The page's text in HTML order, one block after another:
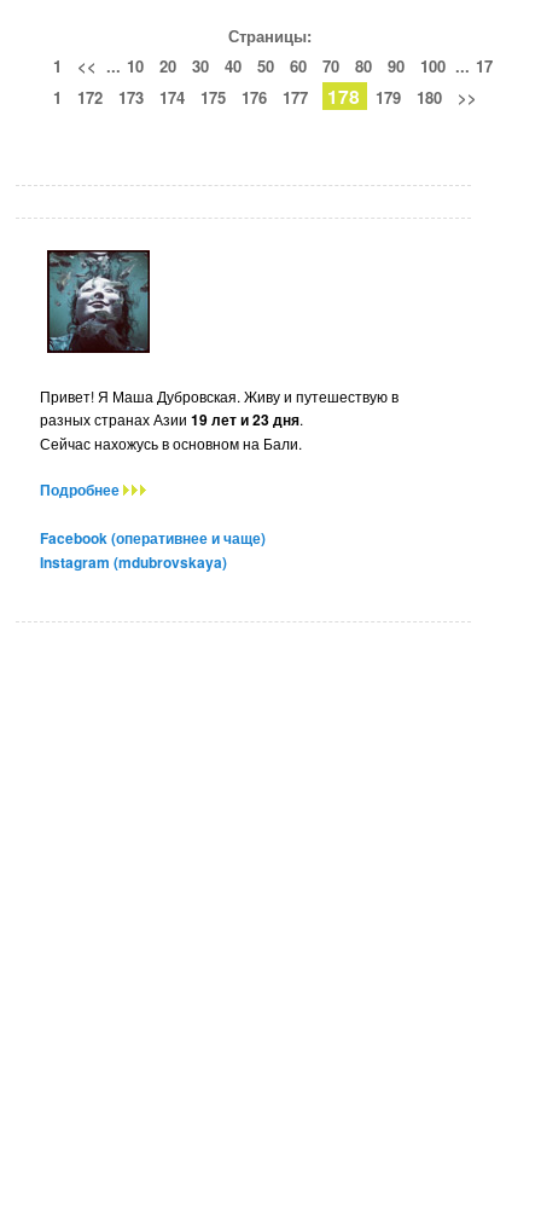
Страницы:
1
<< ... 10 20 30 40 50 60 70 80 90 100 ... 17
1
172 173 174 175 176 177 178 179 180 >>
Привет! Я Маша Дубровская. Живу и путешествую в
разных странах Азии19 лет и 23 дня.
Сейчас нахожусь в основном на Бали.
Подробнее
Facebook (оперативнее и чаще)
Instagram (mdubrovskaya)